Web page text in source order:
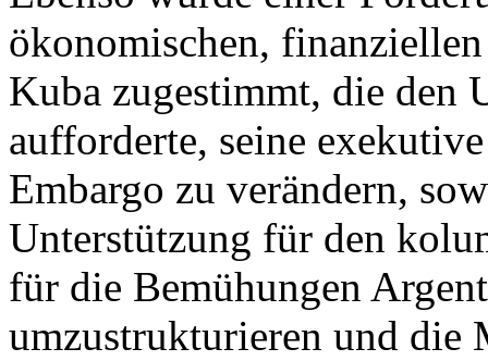
ökonomischen,
Kuba zugestimmt, die den
aufforderte, seine
Embargo zu verändern,
Unterstützung für den
für die Bemühungen
umzustrukturieren und die